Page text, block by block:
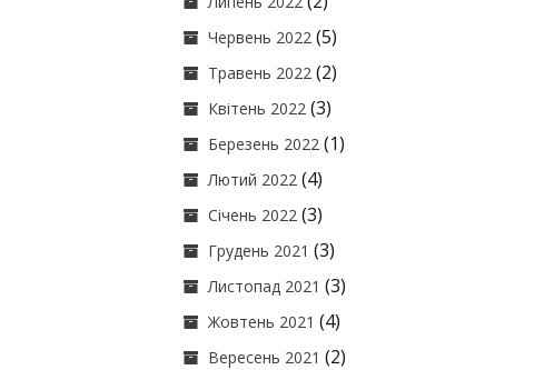
Червень 2022 (5)
Травень 2022 (2)
Квітень 2022 (3)
Березень 2022 (1)
Лютий 2022 (4)
Січень 2022 (3)
Грудень 2021 (3)
Листопад 2021 (3)
Жовтень 2021 (4)
Вересень 2021 (2)